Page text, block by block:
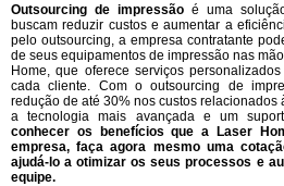
Outsourcing de impressão é uma
buscam reduzir custos e aumentar a
pelo outsourcing, a empresa contratante
de seus equipamentos de impressão nas
Home, que oferece serviços
cada cliente. Com o outsourcing de
redução de até 30% nos custos relacionados
a tecnologia mais avançada e um
conhecer os benefícios que a Laser
empresa, faça agora mesmo uma
ajudá-lo a otimizar os seus processos e
equipe.